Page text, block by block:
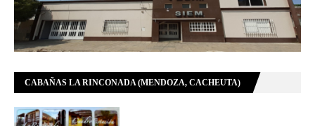
CABAÑAS LA RINCONADA (MENDOZA, CACHEUTA)